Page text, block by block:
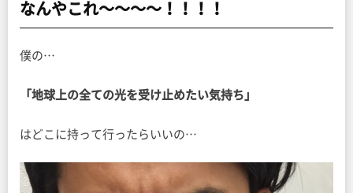
なんやこれ〜〜〜〜！！！！
僕の…
「地球上の全ての光を受け止めたい気持ち」
はどこに持って行ったらいいの…